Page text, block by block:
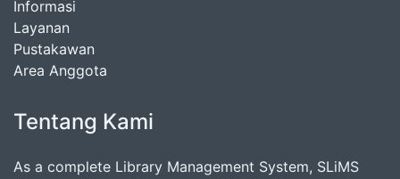
Informasi
Layanan
Pustakawan
Area Anggota
Tentang Kami
As a complete Library Management System, SLiMS